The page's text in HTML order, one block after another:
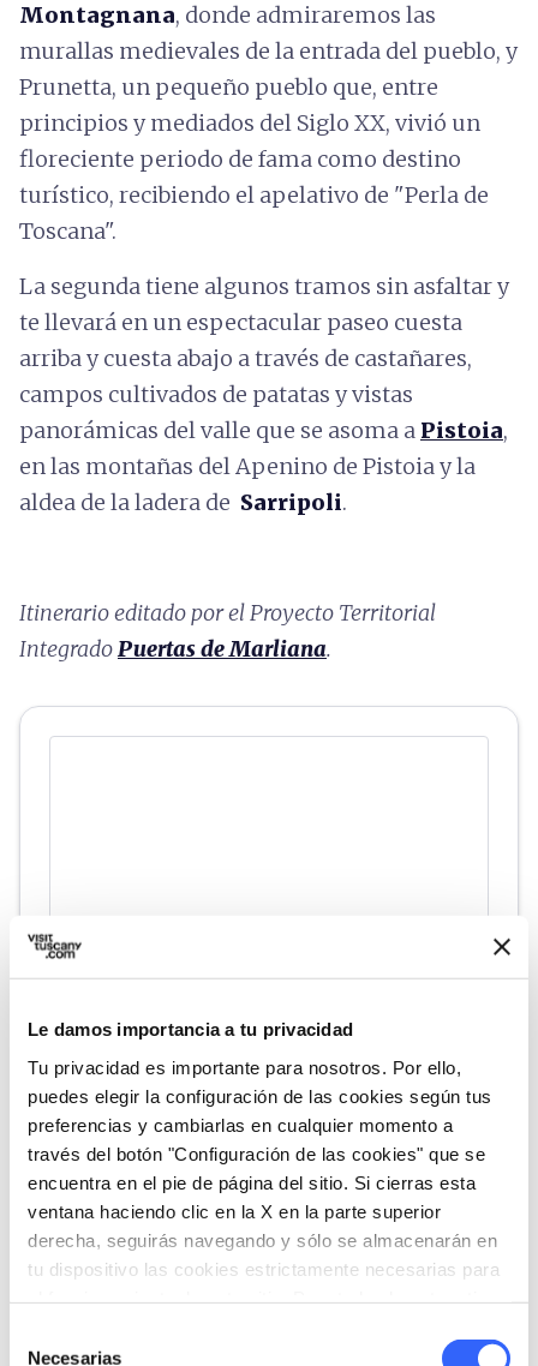
Le damos importancia a tu privacidad
Tu privacidad es importante para nosotros. Por ello,
puedes elegir la configuración de las cookies según tus
preferencias y cambiarlas en cualquier momento a
través del botón "Configuración de las cookies" que se
encuentra en el pie de página del sitio. Si cierras esta
ventana haciendo clic en la X en la parte superior
derecha, seguirás navegando y sólo se almacenarán en
tu dispositivo las cookies estrictamente necesarias para
Necesarias
Montagnana, donde admiraremos las
murallas medievales de la entrada del pueblo, y
Prunetta, un pequeño pueblo que, entre
principios y mediados del Siglo XX, vivió un
floreciente periodo de fama como destino
turístico, recibiendo el apelativo de "Perla de
Toscana".
La segunda tiene algunos tramos sin asfaltar y
te llevará en un espectacular paseo cuesta
arriba y cuesta abajo a través de castañares,
campos cultivados de patatas y vistas
panorámicas del valle que se asoma a Pistoia,
en las montañas del Apenino de Pistoia y la
aldea de la ladera de Sarripoli.
Itinerario editado por el Proyecto Territorial
IntegradoPuertas de Marliana.
fullscreen Explorar en el mapa
vertical_align_top 1040 mt
vertical_align_bottom 273 mt
Informaciones
directions_bike Tipo de bicicleta